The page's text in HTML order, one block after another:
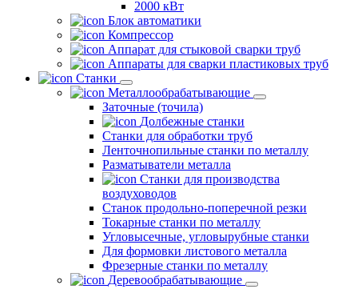
2000 кВт
Блок автоматики
Компрессор
Аппарат для стыковой сварки труб
Аппараты для сварки пластиковых труб
Станки
Металлообрабатывающие
Заточные (точила)
Долбежные станки
Станки для обработки труб
Ленточнопильные станки по металлу
Разматыватели металла
Станки для производства
воздуховодов
Станок продольно-поперечной резки
Токарные станки по металлу
Угловысечные, угловырубные станки
Для формовки листового металла
Фрезерные станки по металлу
Деревообрабатывающие